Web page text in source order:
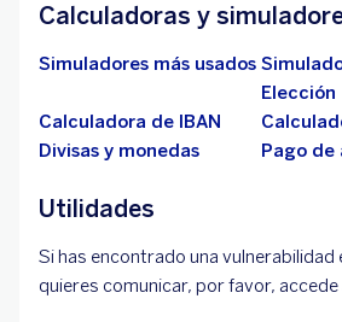
Calculadoras y
Simuladores más usados
Elección
Calculadora de IBAN
Divisas y monedas
Pago de
Utilidades
Si has encontrado una vulnerabilidad
quieres comunicar, por favor, accede